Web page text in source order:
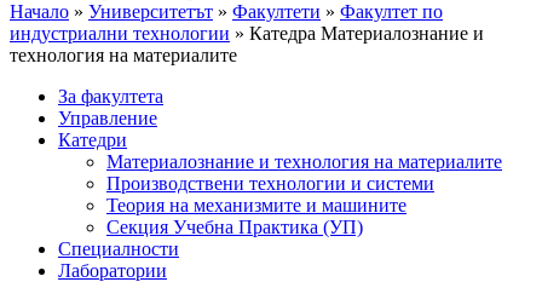
Начало » Университетът » Факултети » Факултет по
индустриални технологии » Катедра Материалознание и
технология на материалите
За факултета
Управление
Катедри
Материалознание и технология на материалите
Производствени технологии и системи
Теория на механизмите и машините
Секция Учебна Практика (УП)
Специалности
Лаборатории